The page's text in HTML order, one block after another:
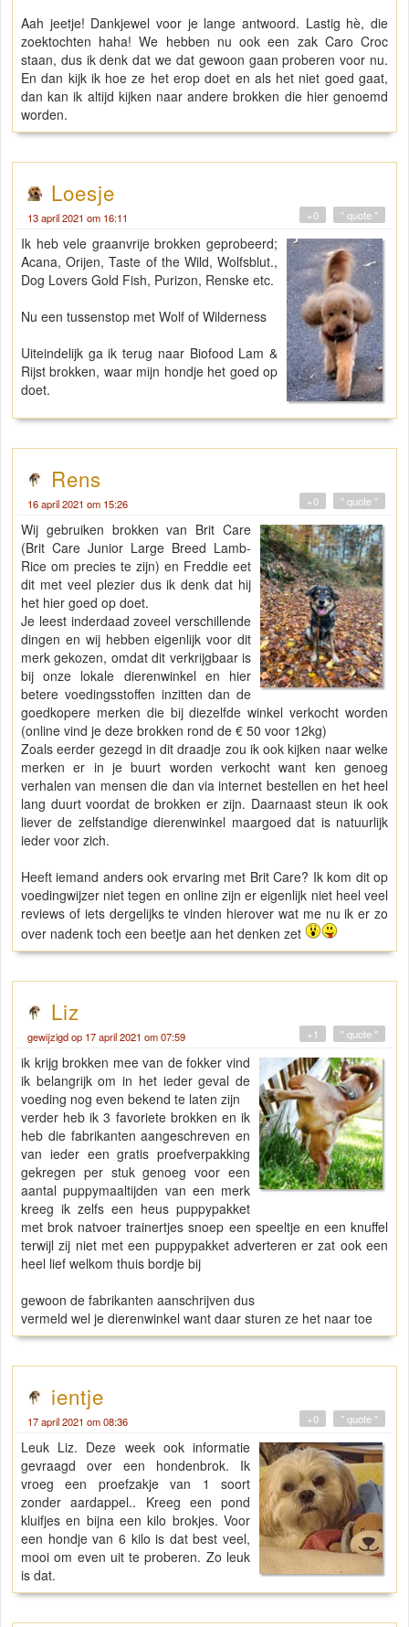
Aah jeetje! Dankjewel voor je lange antwoord. Lastig hè, die
zoektochten haha! We hebben nu ook een zak Caro Croc
staan, dus ik denk dat we dat gewoon gaan proberen voor nu.
En dan kijk ik hoe ze het erop doet en als het niet goed gaat,
dan kan ik altijd kijken naar andere brokken die hier genoemd
worden.
Loesje
13 april 2021 om 16:11 " quote "
+0
Ik heb vele graanvrije brokken geprobeerd;
Acana, Orijen, Taste of the Wild, Wolfsblut.,
Dog Lovers Gold Fish, Purizon, Renske etc.
Nu een tussenstop met Wolf of Wilderness
Uiteindelijk ga ik terug naar Biofood Lam &
Rijst brokken, waar mijn hondje het goed op
doet.
Rens
16 april 2021 om 15:26 " quote "
+0
Wij gebruiken brokken van Brit Care
(Brit Care Junior Large Breed Lamb-
Rice om precies te zijn) en Freddie eet
dit met veel plezier dus ik denk dat hij
het hier goed op doet.
Je leest inderdaad zoveel verschillende
dingen en wij hebben eigenlijk voor dit
merk gekozen, omdat dit verkrijgbaar is
bij onze lokale dierenwinkel en hier
betere voedingsstoffen inzitten dan de
goedkopere merken die bij diezelfde winkel verkocht worden
(online vind je deze brokken rond de € 50 voor 12kg)
Zoals eerder gezegd in dit draadje zou ik ook kijken naar welke
merken er in je buurt worden verkocht want ken genoeg
verhalen van mensen die dan via internet bestellen en het heel
lang duurt voordat de brokken er zijn. Daarnaast steun ik ook
liever de zelfstandige dierenwinkel maargoed dat is natuurlijk
ieder voor zich.
Heeft iemand anders ook ervaring met Brit Care? Ik kom dit op
voedingwijzer niet tegen en online zijn er eigenlijk niet heel veel
reviews of iets dergelijks te vinden hierover wat me nu ik er zo
over nadenk toch een beetje aan het denken zet
Liz
gewijzigd op 17 april 2021 om 07:59 " quote "
+1
ik krijg brokken mee van de fokker vind
ik belangrijk om in het ieder geval de
voeding nog even bekend te laten zijn
verder heb ik 3 favoriete brokken en ik
heb die fabrikanten aangeschreven en
van ieder een gratis proefverpakking
gekregen per stuk genoeg voor een
aantal puppymaaltijden van een merk
kreeg ik zelfs een heus puppypakket
met brok natvoer trainertjes snoep een speeltje en een knuffel
terwijl zij niet met een puppypakket adverteren er zat ook een
heel lief welkom thuis bordje bij
gewoon de fabrikanten aanschrijven dus
vermeld wel je dierenwinkel want daar sturen ze het naar toe
ientje
17 april 2021 om 08:36 " quote "
+0
Leuk Liz. Deze week ook informatie
gevraagd over een hondenbrok. Ik
vroeg een proefzakje van 1 soort
zonder aardappel.. Kreeg een pond
kluifjes en bijna een kilo brokjes. Voor
een hondje van 6 kilo is dat best veel,
mooi om even uit te proberen. Zo leuk
is dat.